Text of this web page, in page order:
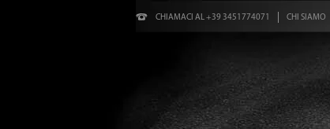
CHIAMACI AL +39 3451774071 CHI SIAMO